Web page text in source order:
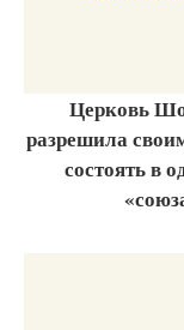
Церковь
разрешила
состоять в